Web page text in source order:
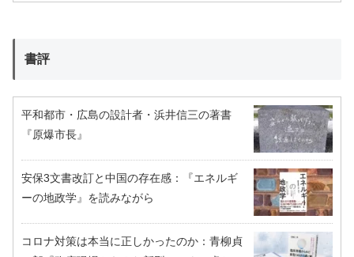
書評
平和都市・広島の設計者・浜井信三の著書
『原爆市長』
安保3文書改訂と中国の存在感：『エネルギ
ーの地政学』を読みながら
コロナ対策は本当に正しかったのか：青柳貞